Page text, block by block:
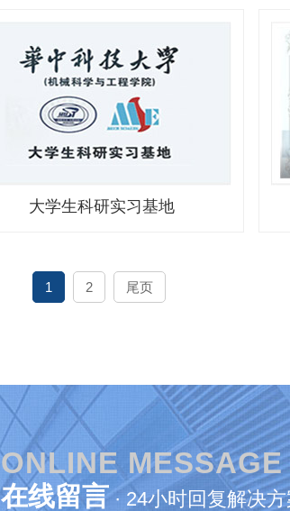
大学生科研实习基地
1 2 尾页
ONLINE MESSAGE
在线留言· 24小时回复解决